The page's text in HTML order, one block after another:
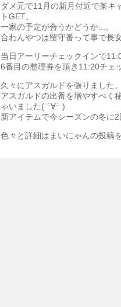
ダメ元で11月の新月付近で某キ
トGET。
一家の予定が合うかどうか...。
合わんやつは留守番って事で長
当日アーリーチェックインで
6番目の整理券を頂き11:20チェ
久々にアスガルドを張りました。
アスガルドの出番を増やすべく
ゃいました( ｰ̀∀ｰ́ )
新アイテムで今シーズンの冬に2
色々と詳細はまいにゃんの投稿